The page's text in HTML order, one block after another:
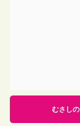
むさし